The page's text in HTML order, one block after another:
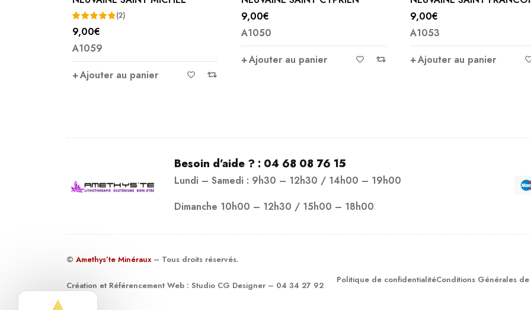
9,00€
A1050
Ajouter au panier
9,00€
A1053
Ajouter au panier
9,00€
A1105
Ajouter au panier
Besoin d’aide ? : 04 68 08 76 15
Lundi – Samedi : 9h30 – 12h30 / 14h00 – 19h00
Dimanche 10h00 – 12h30 / 15h00 – 18h00
© Amethys’te Minéraux – Tous droits réservés.
Création et Référencement Web : Studio CG Designer – 04 34 27 92
Politique de confidentialitéConditions Générales